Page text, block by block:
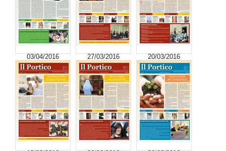
03/04/2016 27/03/2016 20/03/2016